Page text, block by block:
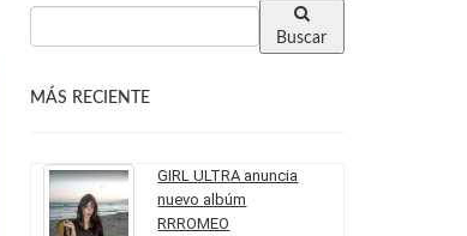
Buscar
MÁS RECIENTE
GIRL ULTRA anuncia
nuevo albúm
RRROMEO